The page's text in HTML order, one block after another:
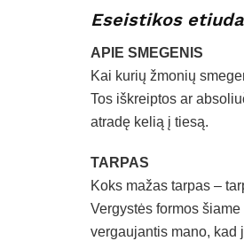
Eseistikos
APIE SMEGENIS
Kai kurių žmonių
Tos iškreiptos ar
atradę kelią į tiesą.
TARPAS
Koks mažas tarpas –
Vergystės formos
vergaujantis mano, kad